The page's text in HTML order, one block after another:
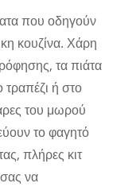
που οδηγούν
κουζίνα. Χάρη
τα πιάτα
ή στο
του μωρού
το φαγητό
πλήρες κιτ
σας να